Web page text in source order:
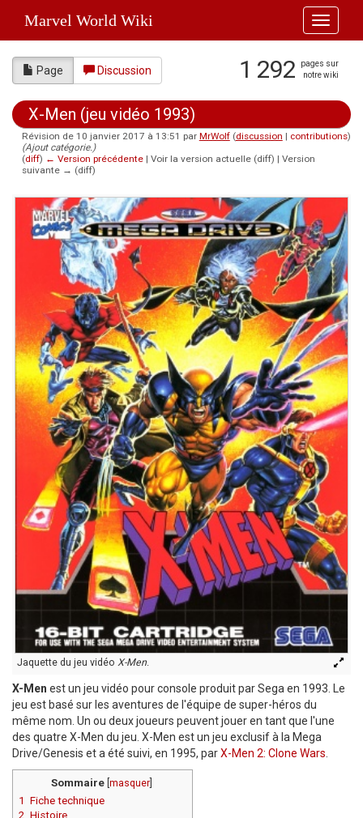
Toggle
Marvel World Wiki
Page Discussion 1 292
pages sur
notre wiki
X-Men (jeu vidéo 1993)
Révision de 10 janvier 2017 à 13:51 par MrWolf (discussion | contributions)
(Ajout catégorie.)
(diff) ← Version précédente| Voir la version actuelle (diff) | Version
suivante → (diff)
Jaquette du jeu vidéo X-Men.
X-Men est un jeu vidéo pour console produit par Sega en 1993. Le
jeu est basé sur les aventures de l'équipe de super-héros du
même nom. Un ou deux joueurs peuvent jouer en tant que l'une
des quatre X-Men du jeu. X-Men est un jeu exclusif à la Mega
Drive/Genesis et a été suivi, en 1995, parX-Men 2: Clone Wars
Sommaire[ masquer]
1 Fiche technique
2 Histoire